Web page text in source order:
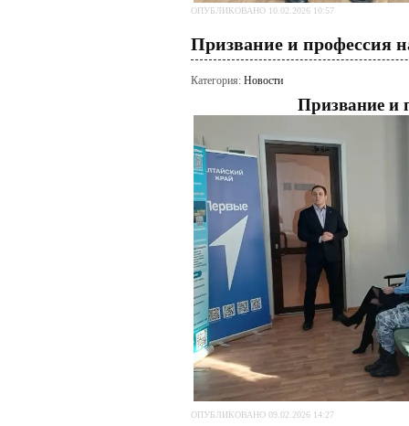
ОПУБЛИКОВАНО 10.02.2026 10:57
Призвание и профессия
Категория: Новости
Призвание и
ОПУБЛИКОВАНО 09.02.2026 14:27